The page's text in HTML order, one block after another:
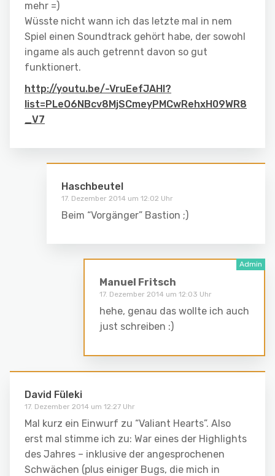
mehr =)
Wüsste nicht wann ich das letzte mal in nem
Spiel einen Soundtrack gehört habe, der sowohl
ingame als auch getrennt davon so gut
funktionert.
http://youtu.be/-VruEefJAHI?
list=PLeO6NBcv8MjSCmeyPMCwRehxH09WR8
_V7
Haschbeutel
17. Dezember 2014 um 12:02 Uhr
Beim “Vorgänger” Bastion ;)
Manuel Fritsch
17. Dezember 2014 um 12:03 Uhr
hehe, genau das wollte ich auch
just schreiben :)
David Füleki
17. Dezember 2014 um 12:27 Uhr
Mal kurz ein Einwurf zu “Valiant Hearts”. Also
erst mal stimme ich zu: War eines der Highlights
des Jahres – inklusive der angesprochenen
Schwächen (plus einiger Bugs, die mich in